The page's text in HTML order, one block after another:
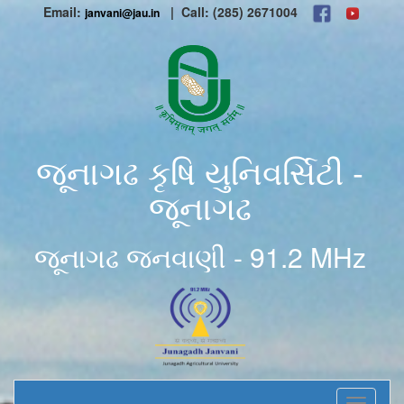
Email: janvani@jau.in | Call: (285) 2671004
જૂનાગઢ કૃષિ યુનિવર્સિટી -
જૂનાગઢ
જૂનાગઢ જનવાણી - 91.2 MHz